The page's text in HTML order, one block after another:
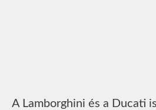
A Lamborghini és a Ducati